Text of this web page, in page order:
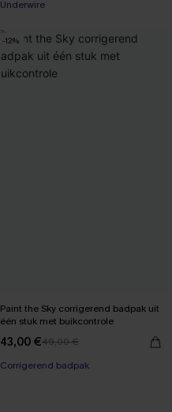
Underwire
-12%
Paint the Sky corrigerend badpak uit
één stuk met buikcontrole
43,00 €49,00 €
Corrigerend badpak